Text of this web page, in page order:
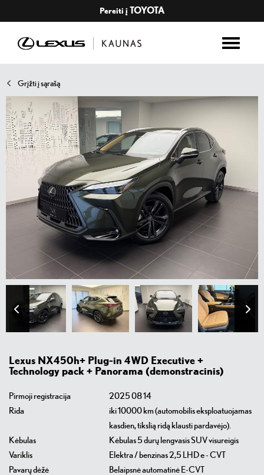
Pereiti į TOYOTA
Grįžti į sąrašą
Previous Next
Lexus NX450h+ Plug-in 4WD Executive +
Technology pack + Panorama (demonstracinis)
Pirmoji registracija
2025 08 14
Rida
iki 10000 km (automobilis eksploatuojamas
kasdien, tikslią ridą klausti pardavėjo).
Kėbulas
Kėbulas 5 durų lengvasis SUV visureigis
Variklis
Elektra / benzinas 2,5 LHD e - CVT
Pavarų dėžė
Belaipsnė automatinė E-CVT